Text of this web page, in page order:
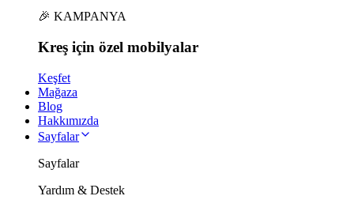
🎉 KAMPANYA
Kreş için özel mobilyalar
Keşfet
Mağaza
Blog
Hakkımızda
Sayfalar
Sayfalar
Yardım & Destek